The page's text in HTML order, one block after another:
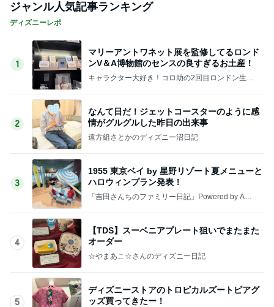
ジャンル人気記事ランキング
ディズニーレポ
1
マリーアントワネット展を監修してるロンド
ンV＆A博物館のセンスの良すぎるお土産！
キャラクター大好き！コロ助の2回目ロンドン生活
2
なんて日だ！ジェットコースターのように感
情がグルグルした昨日の出来事
遠方組さとかのディズニー沼日記
3
1955 東京ベイ by 星野リゾート夏メニューと
ハロウィンプラン発表！
「吉田さんちのファミリー日記」Powered by Ame
4
【TDS】スーベニアプレート狙いでまたまた
オーダー
☆やまあこ☆さんのディズニー日記
5
ディズニーストアのトロピカルズートピアグ
ッズ買ってきたー！